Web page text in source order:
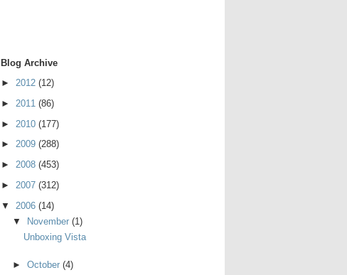
Blog Archive
► 2012 (12)
► 2011 (86)
► 2010 (177)
► 2009 (288)
► 2008 (453)
► 2007 (312)
▼ 2006 (14)
▼
November (1)
Unboxing Vista
► October (4)